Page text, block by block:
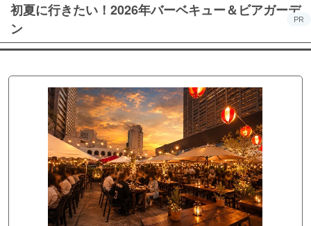
初夏に行きたい！2026年バーベキュー＆ビアガーデ
ン
PR